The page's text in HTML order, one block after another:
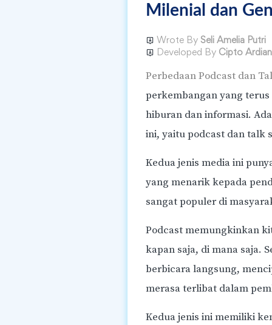
Milenial dan
Wrote By Seli Amelia Putri
Developed By Cipto
Perbedaan Podcast dan
perkembangan yang
hiburan dan informasi.
ini, yaitu podcast dan talk
Kedua jenis media ini
yang menarik kepada
sangat populer di
Podcast memungkinkan
kapan saja, di mana saja.
berbicara langsung,
merasa terlibat dalam
Kedua jenis ini memiliki
KELAS ANAK
Kursus Public Speaking
Anak Selama Sebulan
5 hingga 15 tahun